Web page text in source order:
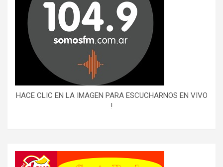
HACE CLIC EN LA IMAGEN PARA ESCUCHARNOS EN VIVO
!